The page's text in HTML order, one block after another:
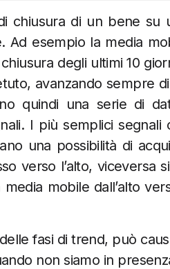
chiusura di un bene su
Ad esempio la media
degli ultimi 10
avanzando sempre
quindi una serie di
I più semplici segnali
una possibilità di
verso l’alto, viceversa
mobile dall’alto
fasi di trend, può
non siamo in